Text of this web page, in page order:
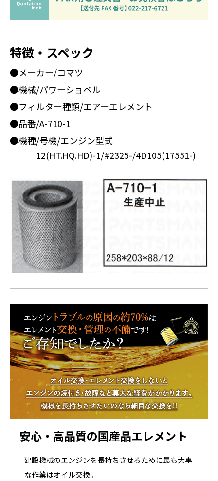
特徴・スペック
●メーカー/コマツ
●機械/パワーショベル
●フィルター種類/エアーエレメント
●品番/A-710-1
●機種/号機/エンジン型式
12(HT.HQ.HD)-1/#2325-/4D105(17551-)
安心・高品質の国産品エレメント
建設機械のエンジンを長持ちさせるために最も大事
な作業はオイル交換。